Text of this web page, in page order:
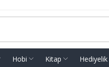
Hobi Kitap Hediyelik